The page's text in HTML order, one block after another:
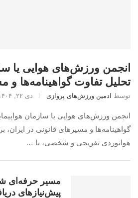
انجمن ورزش‌های هوایی یا
تحلیل تفاوت گواهینامه‌ها و
توسط ادمین ورزش‌های پروازی دی ۲۲, ۱۴۰۴
انجمن ورزش‌های هوایی یا سازمان
گواهینامه‌ها و مسیرهای قانونی در ایران،
هوانوردی تفریحی و شخصی، با …
مسیر حرفه‌ای
پیش‌نیازهای